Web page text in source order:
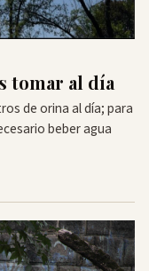
tomar al día
de orina al día; para
beber agua